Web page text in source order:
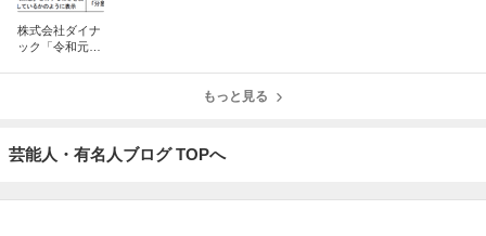
株式会社ダイナ
ック「令和元年
もっと見る
芸能人・有名人ブログ TOPへ